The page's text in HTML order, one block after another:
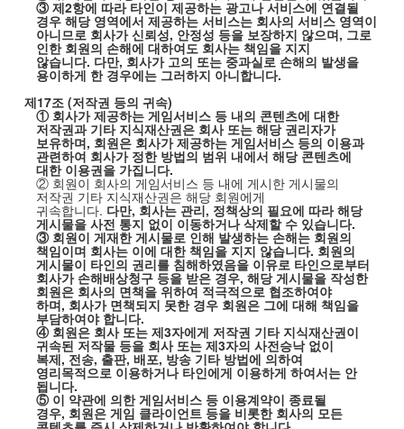
③ 제2항에 따라 타인이 제공하는 광고나 서비스에 연결될
경우 해당 영역에서 제공하는 서비스는 회사의 서비스 영역이
아니므로 회사가 신뢰성, 안정성 등을 보장하지 않으며, 그로
인한 회원의 손해에 대하여도 회사는 책임을 지지
않습니다. 다만, 회사가 고의 또는 중과실로 손해의 발생을
용이하게 한 경우에는 그러하지 아니합니다.
제17조(저작권 등의 귀속)
① 회사가 제공하는 게임서비스 등 내의 콘텐츠에 대한
저작권과 기타 지식재산권은 회사 또는 해당 권리자가
보유하며, 회원은 회사가 제공하는 게임서비스 등의 이용과
관련하여 회사가 정한 방법의 범위 내에서 해당 콘텐츠에
대한 이용권을 가집니다.
② 회원이 회사의 게임서비스 등 내에 게시한 게시물의
저작권 기타 지식재산권은 해당 회원에게
귀속합니다. 다만, 회사는 관리, 정책상의 필요에 따라 해당
게시물을 사전 통지 없이 이동하거나 삭제할 수 있습니다.
③ 회원이 게재한 게시물로 인해 발생하는 손해는 회원의
책임이며 회사는 이에 대한 책임을 지지 않습니다. 회원의
게시물이 타인의 권리를 침해하였음을 이유로 타인으로부터
회사가 손해배상청구 등을 받은 경우, 해당 게시물을 작성한
회원은 회사의 면책을 위하여 적극적으로 협조하여야
하며, 회사가 면책되지 못한 경우 회원은 그에 대해 책임을
부담하여야 합니다.
④ 회원은 회사 또는 제3자에게 저작권 기타 지식재산권이
귀속된 저작물 등을 회사 또는 제3자의 사전승낙 없이
복제, 전송,출판, 배포, 방송 기타 방법에 의하여
영리목적으로 이용하거나 타인에게 이용하게 하여서는 안
됩니다.
⑤ 이 약관에 의한 게임서비스 등 이용계약이 종료될
경우, 회원은 게임 클라이언트 등을 비롯한 회사의 모든